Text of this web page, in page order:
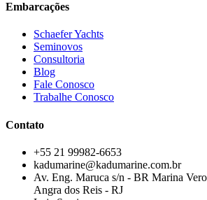
Embarcações
Schaefer Yachts
Seminovos
Consultoria
Blog
Fale Conosco
Trabalhe Conosco
Contato
+55 21 99982-6653
kadumarine@kadumarine.com.br
Av. Eng. Maruca s/n - BR Marina
Angra dos Reis - RJ